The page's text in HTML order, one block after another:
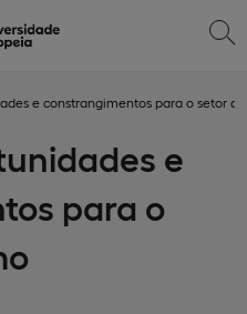
e constrangimentos para o setor
e
para o